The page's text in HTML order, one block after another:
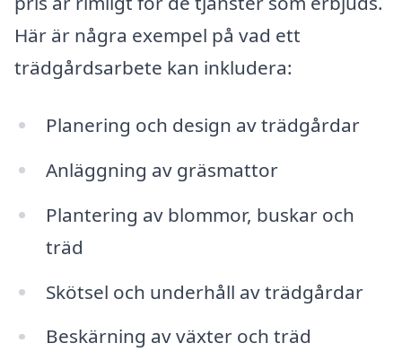
Här är några exempel på vad ett
trädgårdsarbete kan inkludera:
Planering och design av trädgårdar
Anläggning av gräsmattor
Plantering av blommor, buskar och
träd
Skötsel och underhåll av trädgårdar
Beskärning av växter och träd